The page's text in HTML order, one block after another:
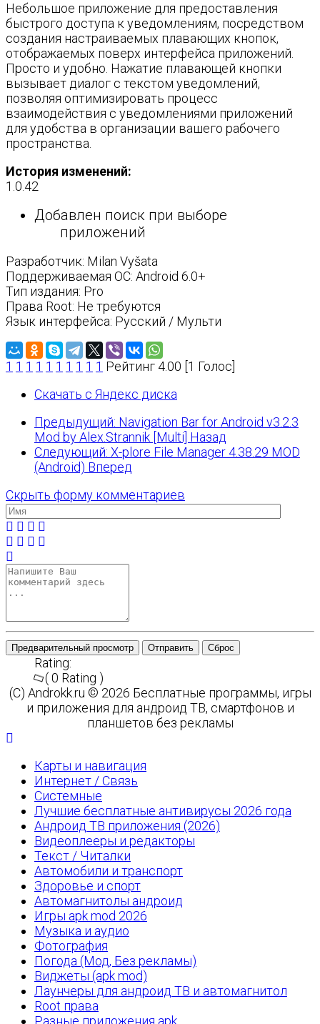
Небольшое приложение для предоставления
быстрого доступа к уведомлениям, посредством
создания настраиваемых плавающих кнопок,
отображаемых поверх интерфейса приложений.
Просто и удобно. Нажатие плавающей кнопки
вызывает диалог с текстом уведомлений,
позволяя оптимизировать процесс
взаимодействия с уведомлениями приложений
для удобства в организации вашего рабочего
пространства.
История изменений:
1.0.42
Добавлен поиск при выборе
приложений
Разработчик: Milan Vyšata
Поддерживаемая ОС: Android 6.0+
Тип издания: Pro
Права Root: Не требуются
Язык интерфейса: Русский / Мульти
1 1 1 1 1 1 1 1 1 1 Рейтинг 4.00 [1 Голос]
Скачать с Яндекс диска
Предыдущий: Navigation Bar for Android v3.2.3
Mod by Alex.Strannik [Multi] Назад
Следующий: X-plore File Manager 4.38.29 MOD
(Android) Вперед
Скрыть форму комментариев
Предварительный просмотр Отправить Сброс
Rating:
( 0 Rating )
(C) Androkk.ru © 2026 Бесплатные программы, игры
и приложения для андроид ТВ, смартфонов и
планшетов без рекламы
Карты и навигация
Интернет / Связь
Системные
Лучшие бесплатные антивирусы 2026 года
Андроид ТВ приложения (2026)
Видеоплееры и редакторы
Текст / Читалки
Автомобили и транспорт
Здоровье и спорт
Автомагнитолы андроид
Игры apk mod 2026
Музыка и аудио
Фотография
Погода (Мод, Без рекламы)
Виджеты (apk mod)
Лаунчеры для андроид ТВ и автомагнитол
Root права
Разные приложения apk